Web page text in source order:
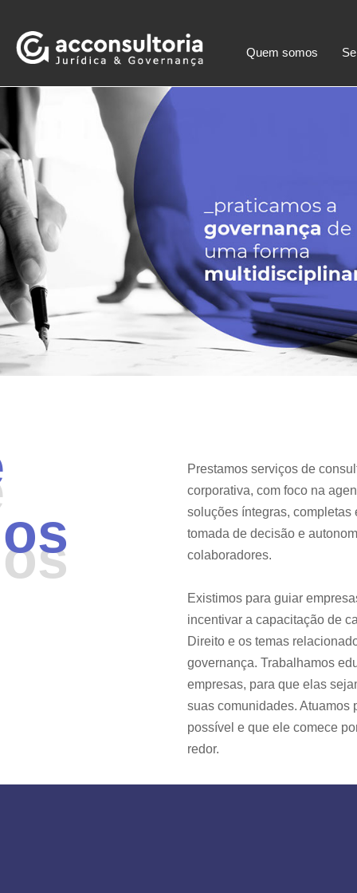
Quem somos
Prestamos serviços de
corporativa, com foco na
soluções íntegras,
tomada de decisão e
colaboradores.
Existimos para guiar
incentivar a capacitação de
Direito e os temas
governança. Trabalhamos
empresas, para que elas
suas comunidades. Atuamos
possível e que ele comece
redor.